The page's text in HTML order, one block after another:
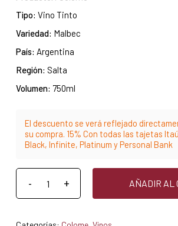
Tipo: Vino Tinto
Variedad: Malbec
País: Argentina
Región: Salta
Volumen: 750ml
El descuento se verá reflejado
su compra. 15% Con todas las tajetas
Black, Infinite, Platinum y Personal Bank
AÑADIR AL